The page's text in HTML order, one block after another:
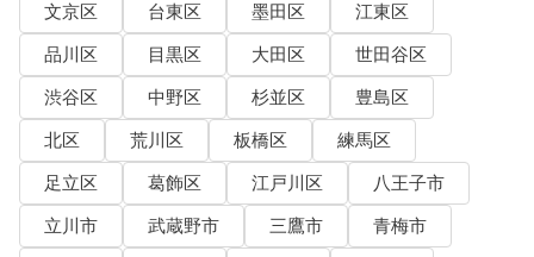
文京区
台東区 墨田区
江東区
品川区
目黒区 大田区
世田谷区
渋谷区
中野区 杉並区
豊島区
北区
荒川区 板橋区
練馬区
足立区
葛飾区 江戸川区
八王子市
立川市
武蔵野市 三鷹市
青梅市